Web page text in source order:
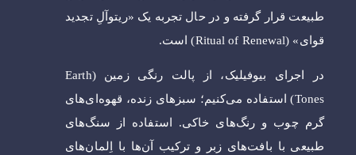
طبیعت قرار گرفته و در حال تجربه یک «ریتوآلِ تجدید
قوای» (Ritual of Renewal) است.
در اجرای بیوفیلیک، از پالت رنگی زمین (Earth
Tones) استفاده می‌کنیم؛ سبزهای زنده، قهوه‌ای‌های
گرم چوب و رنگ‌های خاکی. استفاده از سنگ‌های
طبیعی با بافت‌های زبر و ترکیب آن‌ها با اِلمان‌های